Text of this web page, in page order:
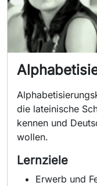
die lateinische
kennen und
wollen.
Lernziele
Erwerb und